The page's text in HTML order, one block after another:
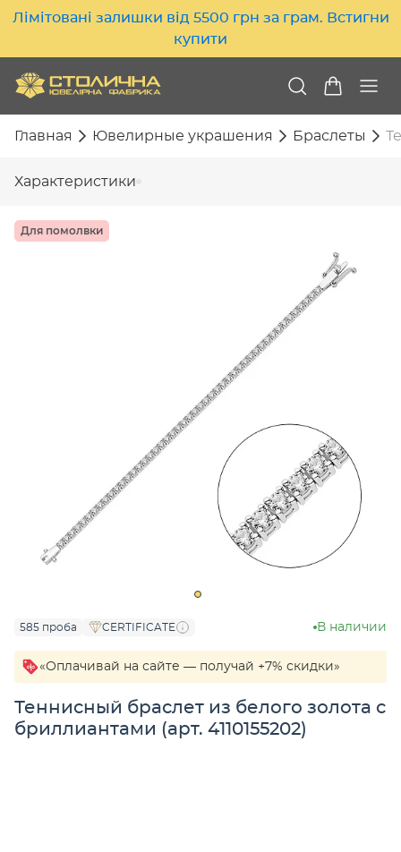
Лімітовані залишки від 5500 грн за грам. Встигни
купити
Главная Ювелирные украшения Браслеты
Характеристики
Для помолвки
585 проба CERTIFICATE В наличии
«Оплачивай на сайте — получай +7% скидки»
Теннисный браслет из белого золота с
бриллиантами (арт. 4110155202)